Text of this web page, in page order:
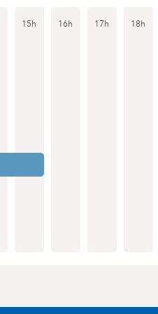
15h 16h 17h 18h